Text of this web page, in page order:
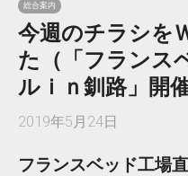
総合案内
今週のチラシを
た（「フランス
ルｉｎ釧路」開
2019年5月24日
フランスベッド工場